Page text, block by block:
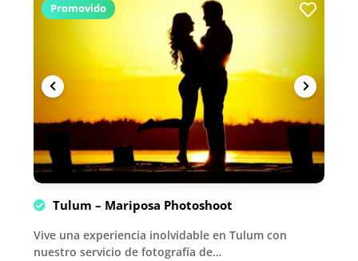
Promovido
Tulum – Mariposa Photoshoot
Vive una experiencia inolvidable en Tulum con
nuestro servicio de fotografía de…